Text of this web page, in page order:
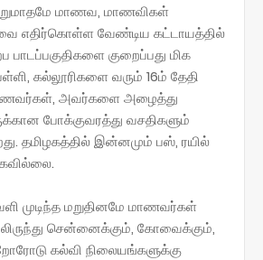
மாணவ, மாணவிகள்
எதிர்கொள்ள வேண்டிய கட்டாயத்தில்
குறைப்பது மிக
கல்லூரிகளை வரும் 16ம் தேதி
அவர்களை அழைத்து
போக்குவரத்து வசதிகளும்
தமிழகத்தில் இன்னமும் பஸ், ரயில்
முடிந்த மறுதினமே மாணவர்கள்
சென்னைக்கும், கோவைக்கும்,
கல்வி நிலையங்களுக்கு